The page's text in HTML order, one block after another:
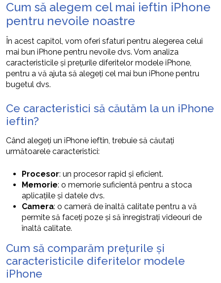
Cum să alegem cel mai ieftin iPhone
pentru nevoile noastre
În acest capitol, vom oferi sfaturi pentru alegerea celui
mai bun iPhone pentru nevoile dvs. Vom analiza
caracteristicile și prețurile diferitelor modele iPhone,
pentru a vă ajuta să alegeți cel mai bun iPhone pentru
bugetul dvs.
Ce caracteristici să căutăm la un iPhone
ieftin?
Când alegeți un iPhone ieftin, trebuie să căutați
următoarele caracteristici:
Procesor: un procesor rapid și eficient.
Memorie: o memorie suficientă pentru a stoca
aplicațiile și datele dvs.
Camera: o cameră de înaltă calitate pentru a vă
permite să faceți poze și să înregistrați videouri de
înaltă calitate.
Cum să comparăm prețurile și
caracteristicile diferitelor modele
iPhone